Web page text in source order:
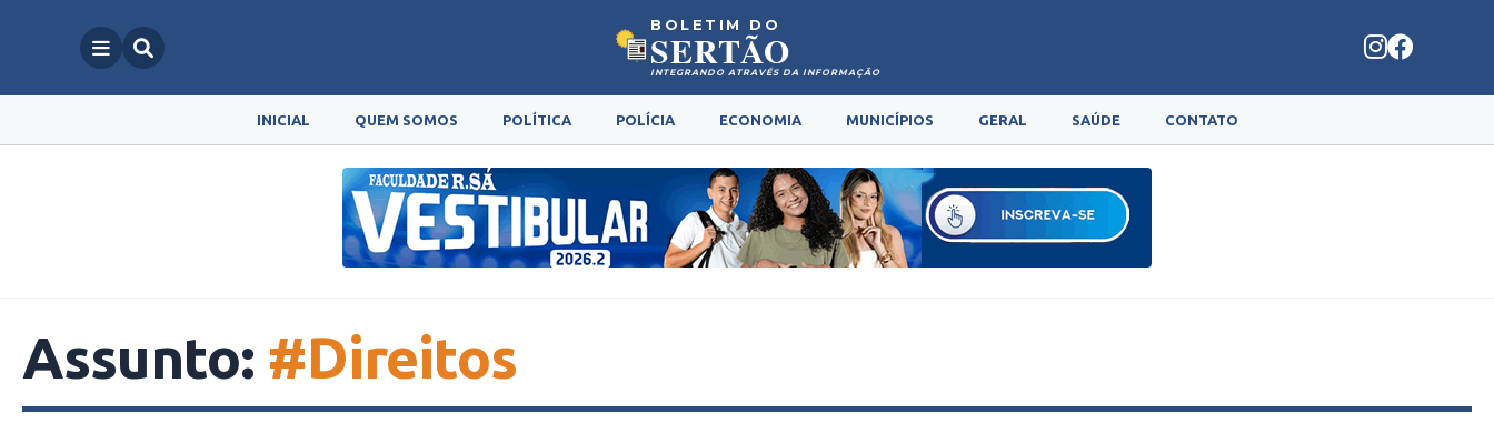
BOLETIM DO
SERTÃO
INTEGRANDO ATRAVÉS DA INFORMAÇÃO
INICIAL QUEM SOMOS POLÍTICA POLÍCIA ECONOMIA MUNICÍPIOS GERAL SAÚDE CONTATO
Assunto: #Direitos